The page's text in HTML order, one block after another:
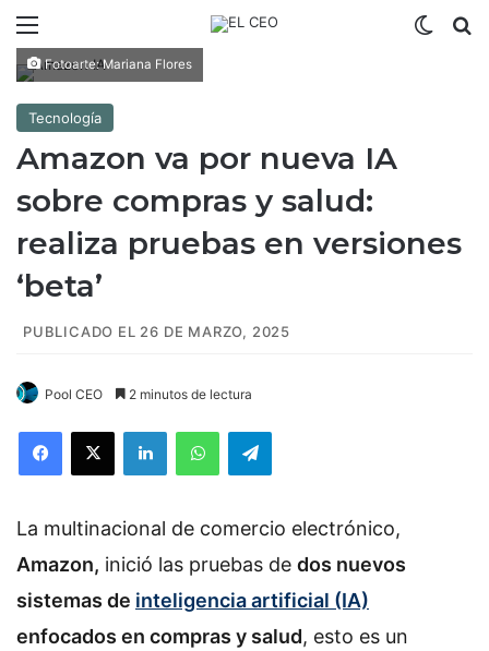
Fotoarte: Mariana Flores
Tecnología
Amazon va por nueva IA
sobre compras y salud:
realiza pruebas en versiones
‘beta’
PUBLICADO EL 26 DE MARZO, 2025
Pool CEO 2 minutos de lectura
La multinacional de comercio electrónico,
Amazon, inició las pruebas de dos nuevos
sistemas de inteligencia artificial (IA)
enfocados en compras y salud, esto es un